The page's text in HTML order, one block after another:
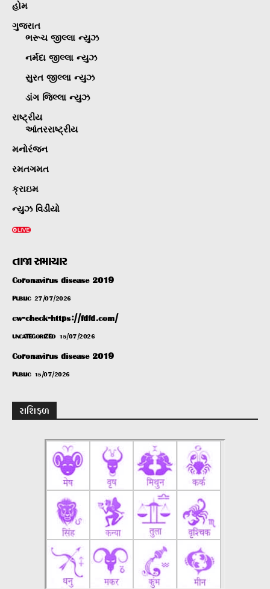
હોમ
ગુજરાત
ભરૂચ જીલ્લા ન્યુઝ
નર્મદા જીલ્લા ન્યુઝ
સુરત જીલ્લા ન્યુઝ
ડાંગ જિલ્લા ન્યુઝ
રાષ્ટ્રીય
આંતરરાષ્ટ્રીય
મનોરંજન
રમતગમત
ક્રાઇમ
ન્યુઝ વિડીયો
તાજા સમાચાર
Coronavirus disease 2019
PUBLIC 27/07/2026
cw-check-https://fdfd.com/
UNCATEGORIZED 15/07/2026
Coronavirus disease 2019
PUBLIC 15/07/2026
રાશિફળ